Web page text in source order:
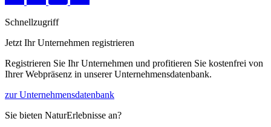
Schnellzugriff
Jetzt Ihr Unternehmen registrieren
Registrieren Sie Ihr Unternehmen und profitieren Sie kostenfrei von
Ihrer Webpräsenz in unserer Unternehmensdatenbank.
zur Unternehmensdatenbank
Sie bieten NaturErlebnisse an?